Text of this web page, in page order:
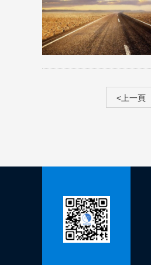
<上一頁